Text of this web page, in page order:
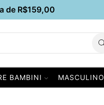
de R$159,00
BAMBINI MASCULINO